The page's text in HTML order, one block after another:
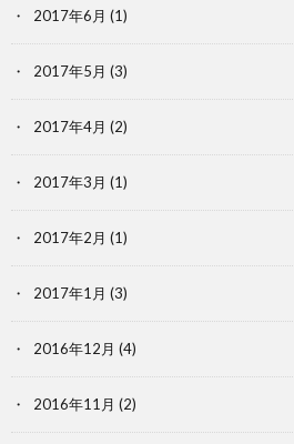
2017年6月 (1)
2017年5月 (3)
2017年4月 (2)
2017年3月 (1)
2017年2月 (1)
2017年1月 (3)
2016年12月 (4)
2016年11月 (2)